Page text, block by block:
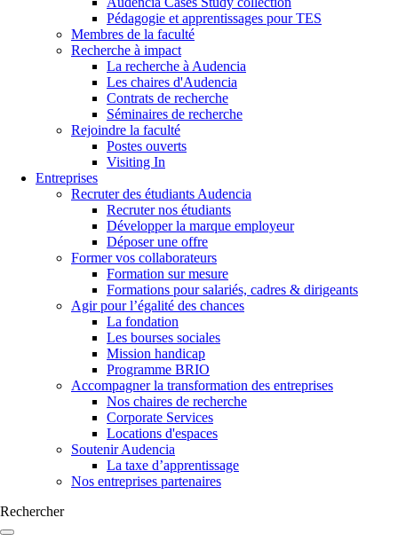
Pédagogie et apprentissages pour TES
Membres de la faculté
Recherche à impact
La recherche à Audencia
Les chaires d'Audencia
Contrats de recherche
Séminaires de recherche
Rejoindre la faculté
Postes ouverts
Visiting In
Entreprises
Recruter des étudiants Audencia
Recruter nos étudiants
Développer la marque employeur
Déposer une offre
Former vos collaborateurs
Formation sur mesure
Formations pour salariés, cadres & dirigeants
Agir pour l’égalité des chances
La fondation
Les bourses sociales
Mission handicap
Programme BRIO
Accompagner la transformation des entreprises
Nos chaires de recherche
Corporate Services
Locations d'espaces
Soutenir Audencia
La taxe d’apprentissage
Nos entreprises partenaires
Rechercher